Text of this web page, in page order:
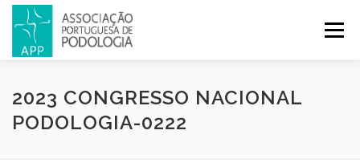
Menu
APP PODOLOGIA LICENCIATURA EM PODOLOGIA
2023 CONGRESSO NACIONAL
PODOLOGIA-0222